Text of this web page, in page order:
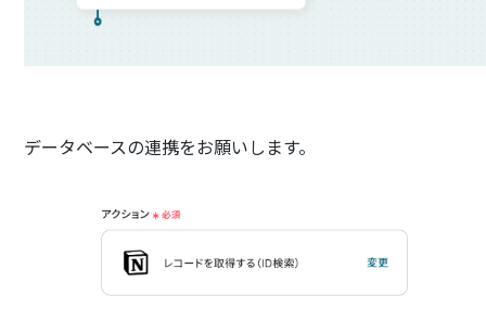
データベースの連携をお願いします。